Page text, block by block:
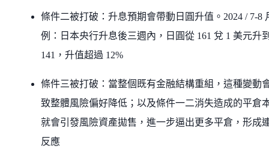
條件二被打破：升息預期會帶動日圓升值。2024 / 7-8
例：日本央行升息後三週內，日圓從 161 兌 1 美元升
141，升值超過 12%
條件三被打破：當整個既有金融結構重組，這種變動
致整體風險偏好降低；以及條件一二消失造成的平倉
就會引發風險資產拋售，進一步逼出更多平倉，形成
反應